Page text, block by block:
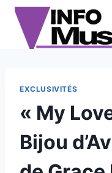
Aller
contenu
EXCLUSIVITÉS
« My
Bijou